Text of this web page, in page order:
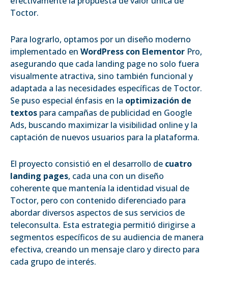
Toctor.
Para lograrlo, optamos por un diseño moderno
implementado en WordPress con Elementor Pro,
asegurando que cada landing page no solo fuera
visualmente atractiva, sino también funcional y
adaptada a las necesidades específicas de Toctor.
Se puso especial énfasis en la optimización de
textos para campañas de publicidad en Google
Ads, buscando maximizar la visibilidad online y la
captación de nuevos usuarios para la plataforma.
El proyecto consistió en el desarrollo de cuatro
landing pages, cada una con un diseño
coherente que mantenía la identidad visual de
Toctor, pero con contenido diferenciado para
abordar diversos aspectos de sus servicios de
teleconsulta. Esta estrategia permitió dirigirse a
segmentos específicos de su audiencia de manera
efectiva, creando un mensaje claro y directo para
cada grupo de interés.